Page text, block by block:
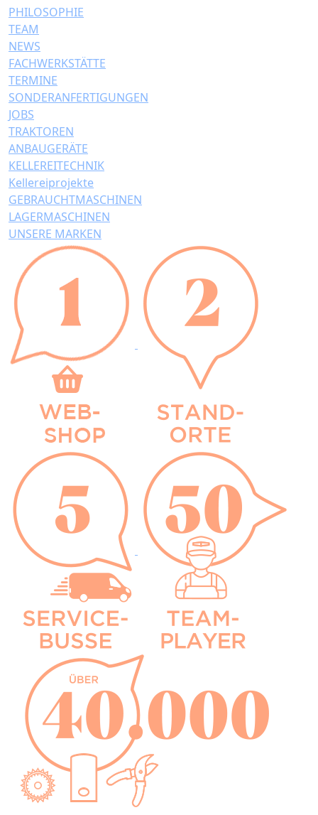
PHILOSOPHIE
TEAM
NEWS
FACHWERKSTÄTTE
TERMINE
SONDERANFERTIGUNGEN
JOBS
TRAKTOREN
ANBAUGERÄTE
KELLEREITECHNIK
Kellereiprojekte
GEBRAUCHTMASCHINEN
LAGERMASCHINEN
UNSERE MARKEN